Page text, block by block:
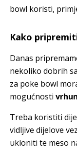
bowl koristi,
Kako
Danas
nekoliko dobrih
za poke bowl
mogućnosti
Treba koristiti
vidljive dijelove
ukloniti te meso